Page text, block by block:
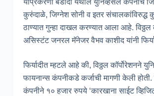
याप्रकरणी बडोदा येथील युनिव्हर्सल कंपनीचे
कुरुंदाळे, जिग्नेश सोनी व इतर संचालकांविरुद्ध
ठाण्यात गुन्हा दाखल करण्यात आला आहे. विठ्ठल
असिस्टंट जनरल मॅनेजर वैभव काशीद यांनी
फिर्यादीत म्हटले आहे की, विठ्ठल कॉर्पोरेशनने
फायनान्स कंपनीकडे कर्जाची मागणी केली होती.
कंपनीने १० हजार रुपये ‘कारखाना साईट